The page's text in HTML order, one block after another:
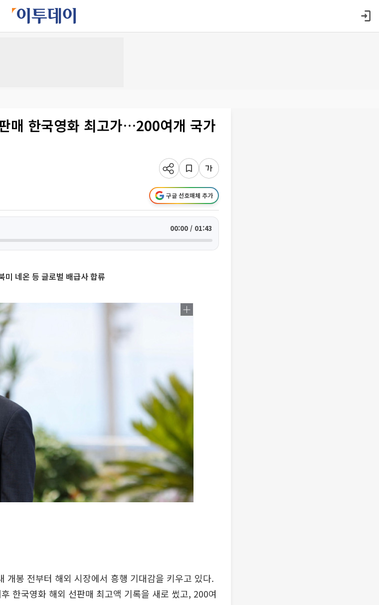
매 한국영화 최고가…200여개 국가
구글 선호매체 추가
00:00 / 01:43
네온 등 글로벌 배급사 합류
개봉 전부터 해외 시장에서 흥행 기대감을 키우고 있다.
한국영화 해외 선판매 최고액 기록을 새로 썼고, 200여